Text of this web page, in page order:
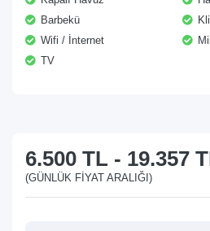
Barbekü
Wifi / İnternet
TV
6.500 TL - 19.357
(GÜNLÜK FIYAT ARALIĞI)